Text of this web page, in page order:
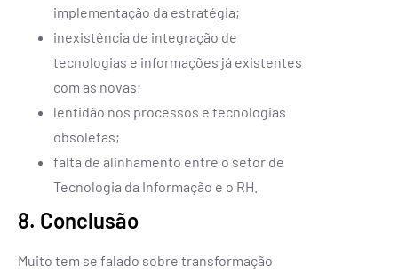
implementação da estratégia;
inexistência de integração de
tecnologias e informações já existentes
com as novas;
lentidão nos processos e tecnologias
obsoletas;
falta de alinhamento entre o setor de
Tecnologia da Informação e o RH.
8. Conclusão
Muito tem se falado sobre transformação